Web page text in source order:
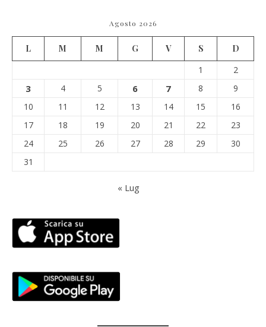
Agosto 2026
L M M G V S
D
1
2
3 4 5 6 7 8
9
10
11 12 13 14 15
16
17
18 19 20 21 22
23
24
25 26 27 28 29
30
31
« Lug